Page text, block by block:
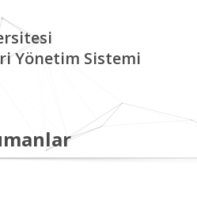
Yönetim Sistemi